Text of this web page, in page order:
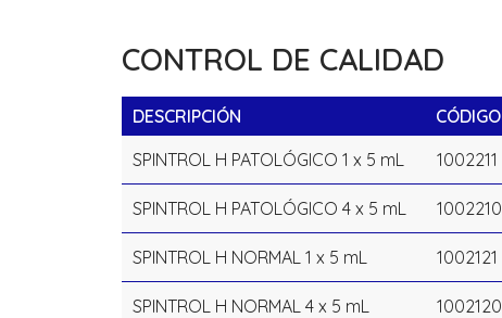
CONTROL DE CALIDAD
DESCRIPCIÓN CÓDIGO
SPINTROL H PATOLÓGICO 1 x 5 mL
1002211
SPINTROL H PATOLÓGICO 4 x 5 mL 1002210
SPINTROL H NORMAL 1 x 5 mL 1002121
SPINTROL H NORMAL 4 x 5 mL 1002120